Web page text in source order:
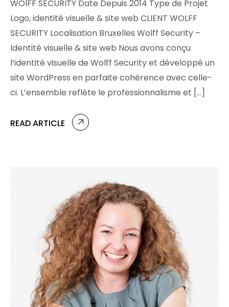
WOlFF SECURITY Date Depuis 2014 Type de Projet
Logo, identité visuelle & site web CLIENT WOLFF
SECURITY Localisation Bruxelles Wolff Security –
Identité visuelle & site web Nous avons conçu
l’identité visuelle de Wolff Security et développé un
site WordPress en parfaite cohérence avec celle-
ci. L’ensemble reflète le professionnalisme et […]
READ ARTICLE